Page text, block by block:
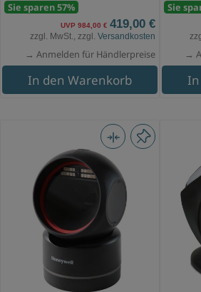
Sie sparen 57%
UVP 984,00 € 419,00 €
zzgl. MwSt., zzgl. Versandkosten
→ Anmelden für Händlerpreise
In den Warenkorb
Sie
→